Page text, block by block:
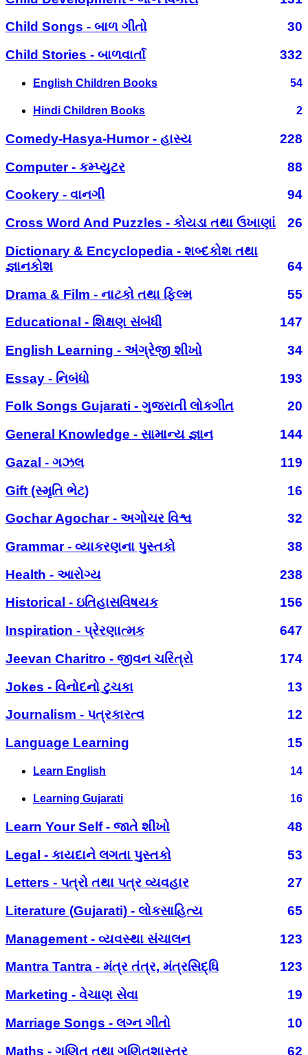
Child Songs - બાળ ગીતો
30
Child Stories - બાળવાર્તા
332
English Children Books 54
Hindi Children Books 2
Comedy-Hasya-Humor - હાસ્ય
228
Computer - કમ્પ્યુટર
88
Cookery - વાનગી
94
Cross Word And Puzzles - કોયડા તથા ઉખાણાં
26
Dictionary & Encyclopedia - શબ્દકોશ તથા
જ્ઞાનકોશ
64
Drama & Film - નાટકો તથા ફિલ્મ
55
Educational - શિક્ષણ સંબંધી
147
English Learning - અંગ્રેજી શીખો
34
Essay - નિબંધો
193
Folk Songs Gujarati - ગુજરાતી લોકગીત
20
General Knowledge - સામાન્ય જ્ઞાન
144
Gazal - ગઝલ
119
Gift (સ્મૃતિ ભેટ)
16
Gochar Agochar - અગોચર વિશ્વ
32
Grammar - વ્યાકરણના પુસ્તકો
38
Health - આરોગ્ય
238
Historical - ઇતિહાસવિષયક
156
Inspiration - પ્રેરણાત્મક
647
Jeevan Charitro - જીવન ચરિત્રો
174
Jokes - વિનોદનો ટુચકા
13
Journalism - પત્રકારત્વ
12
Language Learning
15
Learn English 14
Learning Gujarati 16
Learn Your Self - જાતે શીખો
48
Legal - કાયદાને લગતા પુસ્તકો
53
Letters - પત્રો તથા પત્ર વ્યવહાર
27
Literature (Gujarati) - લોકસાહિત્ય
65
Management - વ્યવસ્થા સંચાલન
123
Mantra Tantra - મંત્ર તંત્ર, મંત્રસિદ્ધિ
123
Marketing - વેચાણ સેવા
19
Marriage Songs - લગ્ન ગીતો
10
Maths - ગણિત તથા ગણિતશાસ્ત્ર
62